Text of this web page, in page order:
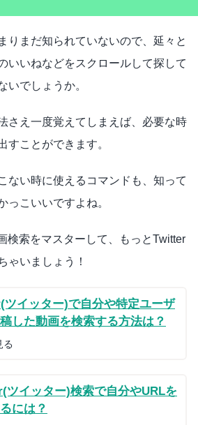
りまだ知られていないので、延々と
いいねなどをスクロールして探して
いでしょうか。
さえ一度覚えてしまえば、必要な時
すことができます。
ない時に使えるコマンドも、知って
っこいいですよね。
検索をマスターして、もっとTwitter
ゃいましょう！
イッター)で自分や特定ユーザ
した動画を検索する方法は？
る
ツイッター)検索で自分やURLを
には？